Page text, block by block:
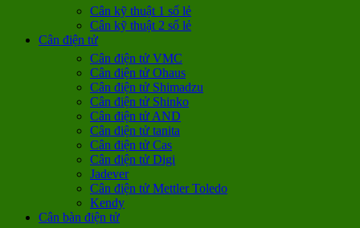
Cân kỹ thuật 1 số lẻ
Cân kỹ thuật 2 số lẻ
Cân điện tử
Cân điện tử VMC
Cân điện tử Ohaus
Cân điện tử Shimadzu
Cân điện tử Shinko
Cân điện tử AND
Cân điện tử tanita
Cân điện tử Cas
Cân điện tử Digi
Jadever
Cân điện tử Mettler Toledo
Kendy
Cân bàn điện tử